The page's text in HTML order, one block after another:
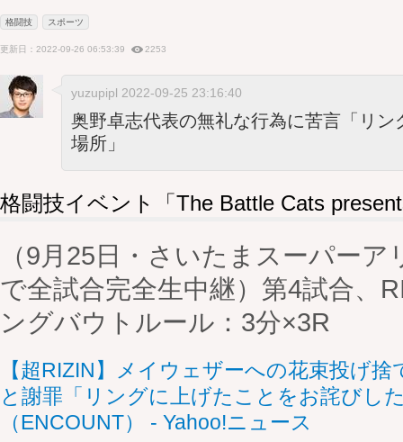
格闘技 スポーツ
更新日：2022-09-26 06:53:39 2253
yuzupipl 2022-09-25 23:16:40
奥野卓志代表の無礼な行為に苦言「リン
場所」
格闘技イベント「The Battle Cats
（9月25日・さいたまスーパーア
で全試合完全生中継）第4試合、
ングバウトルール：3分×3R
【超RIZIN】メイウェザーへの花束投げ
と謝罪「リングに上げたことをお詫びし
（ENCOUNT） - Yahoo!ニュース